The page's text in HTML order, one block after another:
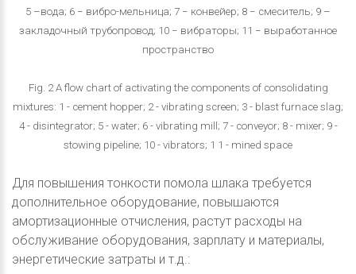
5 –вода; 6 − вибро-мельница; 7 − конвейер; 8 − смеситель; 9 –
закладочный трубопровод; 10 − вибраторы; 11 − выработанное
пространство
Fig. 2 A flow chart of activating the components of consolidating
mixtures: 1 - cement hopper; 2 - vibrating screen; 3 - blast furnace slag;
4 - disintegrator; 5 - water; 6 - vibrating mill; 7 - conveyor; 8 - mixer; 9 -
stowing pipeline; 10 - vibrators; 1 1 - mined space
Для повышения тонкости помола шлака требуется
дополнительное оборудование, повышаются
амортизационные отчисления, растут расходы на
обслуживание оборудования, зарплату и материалы,
энергетические затраты и т.д.: